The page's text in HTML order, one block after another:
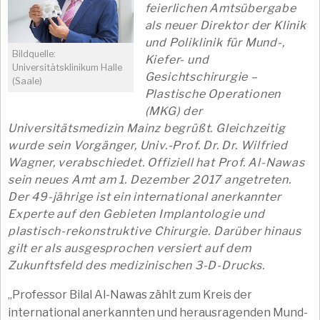
Bildquelle:
Universitätsklinikum Halle
(Saale)
feierlichen Amtsübergabe
als neuer Direktor der Klinik
und Poliklinik für Mund-,
Kiefer- und
Gesichtschirurgie –
Plastische Operationen
(MKG) der
Universitätsmedizin Mainz begrüßt. Gleichzeitig
wurde sein Vorgänger, Univ.-Prof. Dr. Dr. Wilfried
Wagner, verabschiedet. Offiziell hat Prof. Al-Nawas
sein neues Amt am 1. Dezember 2017 angetreten.
Der 49-jährige ist ein international anerkannter
Experte auf den Gebieten Implantologie und
plastisch-rekonstruktive Chirurgie. Darüber hinaus
gilt er als ausgesprochen versiert auf dem
Zukunftsfeld des medizinischen 3-D-Drucks.
„Professor Bilal Al-Nawas zählt zum Kreis der
international anerkannten und herausragenden Mund-